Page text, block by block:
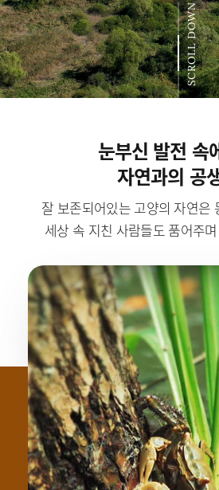
SCROLL DOWN
눈부신 발전 속
자연과의 공
잘 보존되어있는 고양의 자연은
세상 속 지친 사람들도 품어주